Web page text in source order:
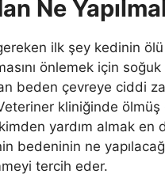
Ne
ilk şey kedinin
önlemek için
beden çevreye ciddi
kliniğinde
yardım almak en
bedeninin ne
tercih eder.